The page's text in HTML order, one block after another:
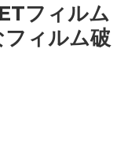
フィルム
ィルム破